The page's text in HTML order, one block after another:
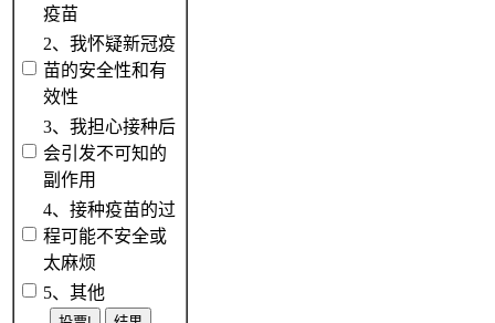
疫苗
2、我怀疑新冠疫
苗的安全性和有
效性
3、我担心接种后
会引发不可知的
副作用
4、接种疫苗的过
程可能不安全或
太麻烦
5、其他